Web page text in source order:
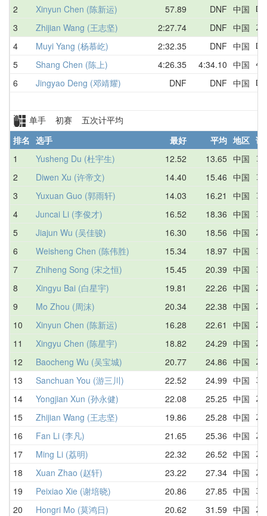
2 Xinyun Chen (陈新运) 57.89 DNF 中国
3 Zhijian Wang (王志坚) 2:27.74 DNF 中国
4 Muyi Yang (杨慕屹) 2:32.35 DNF 中国
5 Shang Chen (陈上) 4:26.35 4:34.10 中国
6 Jingyao Deng (邓靖耀) DNF DNF 中国
单手 初赛 五次计平均
排名 选手 最好 平均 地区 详
1
Yusheng Du (杜宇生) 12.52 13.65 中国
2 Diwen Xu (许帝文) 14.40 15.46 中国
3 Yuxuan Guo (郭雨轩) 14.03 16.21 中国
4 Juncai Li (李俊才) 16.52 18.36 中国
5 Jiajun Wu (吴佳骏) 16.30 18.56 中国
6 Weisheng Chen (陈伟胜) 15.34 18.97 中国
7 Zhiheng Song (宋之恒) 15.45 20.39 中国
8 Xingyu Bai (白星宇) 19.81 22.26 中国
9 Mo Zhou (周沫) 20.34 22.38 中国
10 Xinyun Chen (陈新运) 16.28 22.61 中国
11 Xingyu Chen (陈星宇) 18.82 24.29 中国
12 Baocheng Wu (吴宝城) 20.77 24.86 中国
13 Sanchuan You (游三川) 22.52 24.99 中国
14 Yongjian Xun (孙永健) 22.08 25.25 中国
15 Zhijian Wang (王志坚) 19.86 25.28 中国
16 Fan Li (李凡) 21.65 25.36 中国
17 Ming Li (荔明) 22.32 26.52 中国
18 Xuan Zhao (赵轩) 23.22 27.34 中国
19 Peixiao Xie (谢培晓) 20.86 27.85 中国
20 Hongri Mo (莫鸿日) 20.62 31.59 中国